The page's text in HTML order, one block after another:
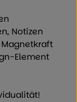
Notizen
Element